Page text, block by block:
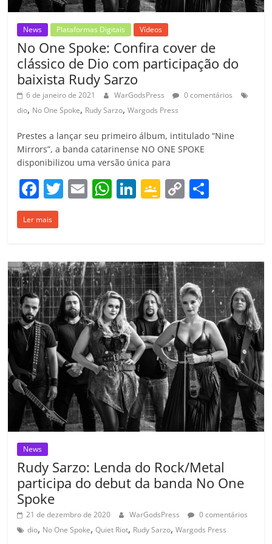
News Plataformas Digitais Vídeos
No One Spoke: Confira cover de
clássico de Dio com participação do
baixista Rudy Sarzo
6 de janeiro de 2021 WarGodsPress
0 comentários
dio, No One Spoke, Rudy Sarzo,Wargods Press
Prestes a lançar seu primeiro álbum, intitulado “Nine
Mirrors”, a banda catarinense NO ONE SPOKE
disponibilizou uma versão única para
F
a
c
b
o
o
k
T E W
A
p
p
Li
dI
n
G
e
Cl
a
ss
ro
o
m
C
Li
n
k
ar
til
h
ar
Ler mais
News
Rudy Sarzo: Lenda do Rock/Metal
participa do debut da banda No One
Spoke
21 de dezembro de 2020 WarGodsPress
0 comentários
dio, No One Spoke,Quiet Riot, Rudy Sarzo,Wargods Press